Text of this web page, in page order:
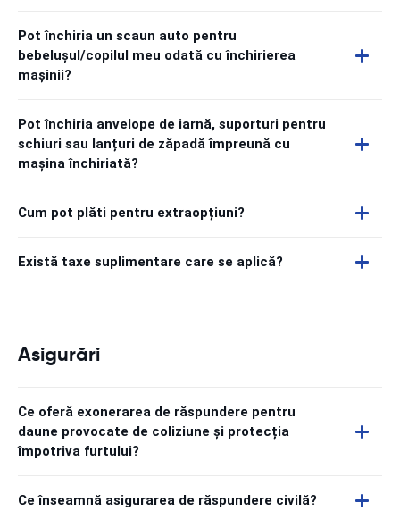
Pot închiria un scaun auto pentru
bebelușul/copilul meu odată cu închirierea
mașinii?
Pot închiria anvelope de iarnă, suporturi pentru
schiuri sau lanțuri de zăpadă împreună cu
mașina închiriată?
Cum pot plăti pentru extraopțiuni?
Există taxe suplimentare care se aplică?
Asigurări
Ce oferă exonerarea de răspundere pentru
daune provocate de coliziune și protecția
împotriva furtului?
Ce înseamnă asigurarea de răspundere civilă?